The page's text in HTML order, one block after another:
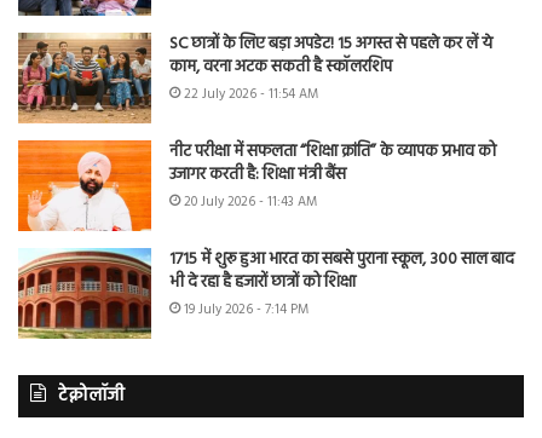
SC छात्रों के लिए बड़ा अपडेट! 15 अगस्त से पहले कर लें ये
काम, वरना अटक सकती है स्कॉलरशिप
22 July 2026 - 11:54 AM
नीट परीक्षा में सफलता “शिक्षा क्रांति” के व्यापक प्रभाव को
उजागर करती है: शिक्षा मंत्री बैंस
20 July 2026 - 11:43 AM
1715 में शुरू हुआ भारत का सबसे पुराना स्कूल, 300 साल बाद
भी दे रहा है हजारों छात्रों को शिक्षा
19 July 2026 - 7:14 PM
टेक्नोलॉजी